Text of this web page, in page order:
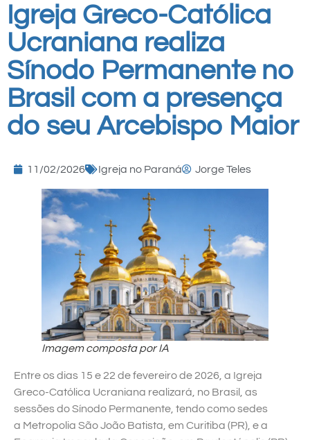
Igreja Greco-Católica
Ucraniana realiza
Sínodo Permanente no
Brasil com a presença
do seu Arcebispo Maior
11/02/2026 Igreja no Paraná Jorge Teles
Imagem composta por IA
Entre os dias 15 e 22 de fevereiro de 2026, a Igreja
Greco-Católica Ucraniana realizará, no Brasil, as
sessões do Sínodo Permanente, tendo como sedes
a Metropolia São João Batista, em Curitiba (PR), e a